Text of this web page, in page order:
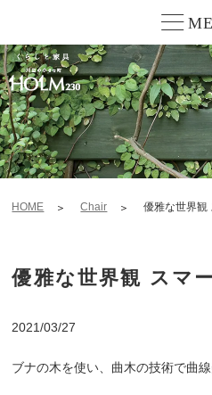
HOME Chair 優雅な世界観
優雅な世界観 スマ
2021/03/27
ブナの木を使い、曲木の技術で曲